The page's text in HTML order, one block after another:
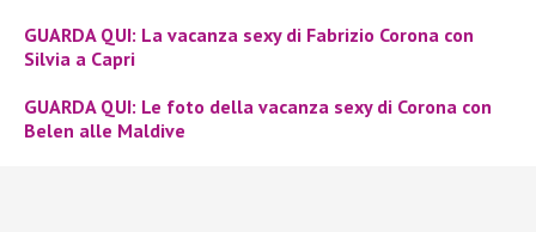
GUARDA QUI: La vacanza sexy di Fabrizio Corona con
Silvia a Capri
GUARDA QUI: Le foto della vacanza sexy di Corona con
Belen alle Maldive